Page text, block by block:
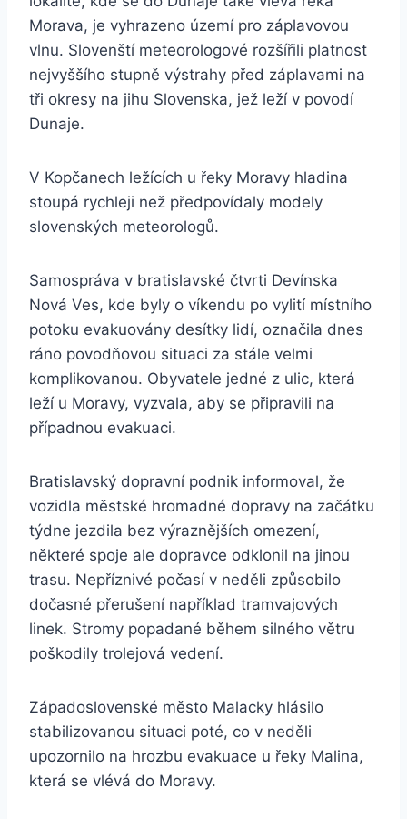
Morava, je vyhrazeno území pro záplavovou
vlnu. Slovenští meteorologové rozšířili platnost
nejvyššího stupně výstrahy před záplavami na
tři okresy na jihu Slovenska, jež leží v povodí
Dunaje.
V Kopčanech ležících u řeky Moravy hladina
stoupá rychleji než předpovídaly modely
slovenských meteorologů.
Samospráva v bratislavské čtvrti Devínska
Nová Ves, kde byly o víkendu po vylití místního
potoku evakuovány desítky lidí, označila dnes
ráno povodňovou situaci za stále velmi
komplikovanou. Obyvatele jedné z ulic, která
leží u Moravy, vyzvala, aby se připravili na
případnou evakuaci.
Bratislavský dopravní podnik informoval, že
vozidla městské hromadné dopravy na začátku
týdne jezdila bez výraznějších omezení,
některé spoje ale dopravce odklonil na jinou
trasu. Nepříznivé počasí v neděli způsobilo
dočasné přerušení například tramvajových
linek. Stromy popadané během silného větru
poškodily trolejová vedení.
Západoslovenské město Malacky hlásilo
stabilizovanou situaci poté, co v neděli
upozornilo na hrozbu evakuace u řeky Malina,
která se vlévá do Moravy.